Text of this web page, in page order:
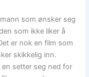
som ønsker seg
som ikke liker å
er nok en film som
skikkelig inn.
setter seg ned for